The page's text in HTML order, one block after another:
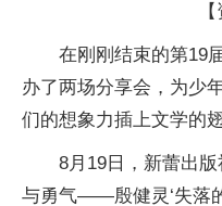
在刚刚结束的第19
办了两场分享会，为少
们的想象力插上文学的翅
8月19日，新蕾出
与勇气——殷健灵‘失落